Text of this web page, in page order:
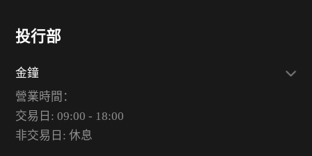
投行部
金鐘
營業時間：
交易日: 09:00 - 18:00
非交易日: 休息